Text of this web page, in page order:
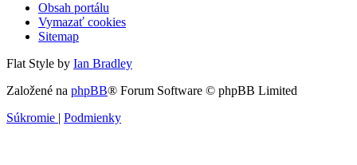
Obsah portálu
Vymazať cookies
Sitemap
Flat Style by Ian Bradley
Založené na phpBB® Forum Software © phpBB Limited
Súkromie | Podmienky